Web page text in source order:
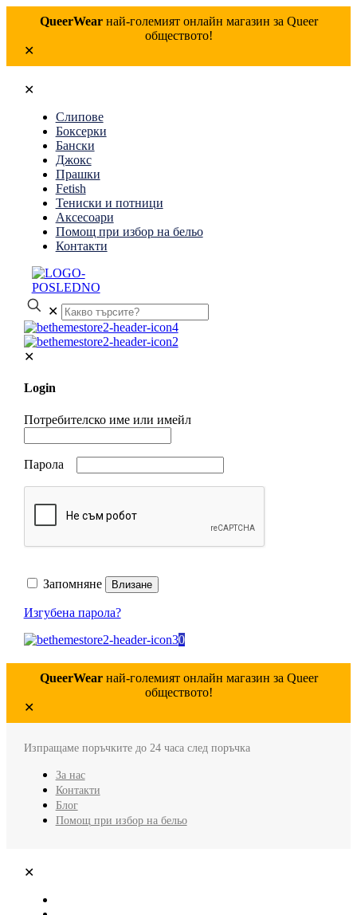
QueerWearнай-големият онлайн магазин за Queer
обществото!
✕
✕
Слипове
Боксерки
Бански
Джокс
Прашки
Fetish
Тениски и потници
Аксесоари
Помощ при избор на бельо
Контакти
✕
✕
Login
Потребителско име или имейл
Парола
Запомняне Влизане
Изгубена парола?
0
QueerWearнай-големият онлайн магазин за Queer
обществото!
✕
Изпращаме поръчките до 24 часа след поръчка
За нас
Контакти
Блог
Помощ при избор на бельо
✕